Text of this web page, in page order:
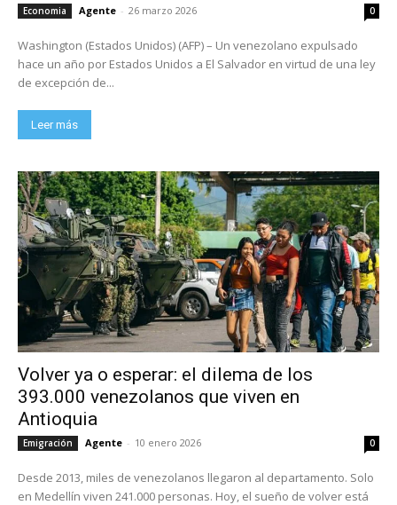
Economia Agente - 26 marzo 2026 0
Washington (Estados Unidos) (AFP) – Un venezolano expulsado
hace un año por Estados Unidos a El Salvador en virtud de una ley
de excepción de...
Leer más
Volver ya o esperar: el dilema de los
393.000 venezolanos que viven en
Antioquia
Emigración Agente - 10 enero 2026 0
Desde 2013, miles de venezolanos llegaron al departamento. Solo
en Medellín viven 241.000 personas. Hoy, el sueño de volver está